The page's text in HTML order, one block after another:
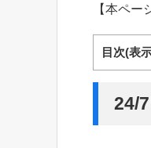
【本ペー
目次(表
24/